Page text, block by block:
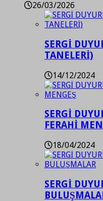
26/03/2026
SERGİ
TANELERİ)
14/12/2024
SERGİ
FERAHİ
18/04/2024
SERGİ